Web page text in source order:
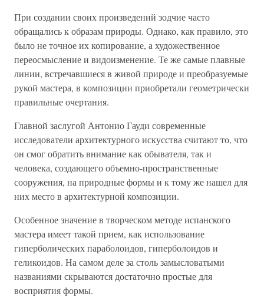
При создании своих произведений зодчие часто
обращались к образам природы. Однако, как правило, это
было не точное их копирование, а художественное
переосмысление и видоизменение. Те же самые плавные
линии, встречавшиеся в живой природе и преобразуемые
рукой мастера, в композиции приобретали геометрически
правильные очертания.
Главной заслугой Антонио Гауди современные
исследователи архитектурного искусства считают то, что
он смог обратить внимание как обывателя, так и
человека, создающего объемно-пространственные
сооружения, на природные формы и к тому же нашел для
них место в архитектурной композиции.
Особенное значение в творческом методе испанского
мастера имеет такой прием, как использование
гиперболических параболоидов, гиперболоидов и
геликоидов. На самом деле за столь замысловатыми
названиями скрываются достаточно простые для
восприятия формы.